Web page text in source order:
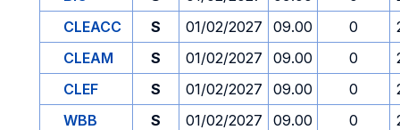
CLEACC
S 01/02/2027 09.00 0
CLEAM
S 01/02/2027 09.00 0
CLEF
S 01/02/2027 09.00 0
WBB
S 01/02/2027 09.00 0